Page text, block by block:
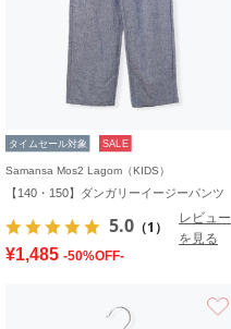
タイムセール対象 SALE
Samansa Mos2 Lagom（KIDS）
【140・150】ダンガリーイージーパンツ
5.0 （1）
レビュー
を見る
¥1,485 -50%OFF-